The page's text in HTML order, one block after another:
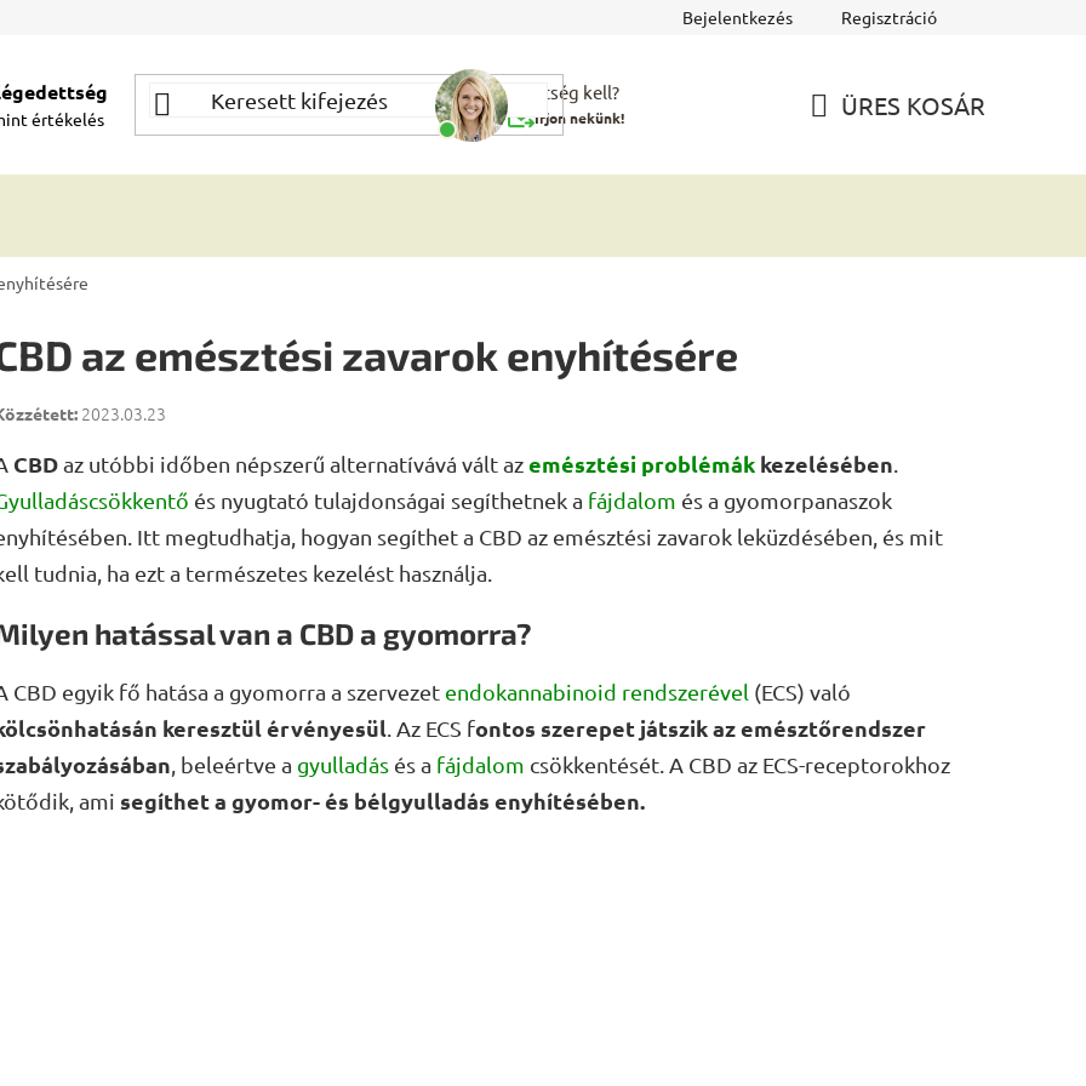
Bejelentkezés Regisztráció
értékelés
Segítség kell?
Írjon nekünk! ÜRES KOSÁR
az emésztési zavarok enyhítésére
2023.03.23
CBDaz utóbbi időben népszerű alternatívává vált azemésztési problémák kezelésében
és nyugtató tulajdonságai segíthetnek a fájdalom és a gyomorpanaszok
Itt megtudhatja, hogyan segíthet a CBD az emésztési zavarok leküzdésében, és mit
tudnia, ha ezt a természetes kezelést használja.
hatással van a CBD a gyomorra?
CBD egyik fő hatása a gyomorra a szervezet endokannabinoid rendszerével (ECS) való
keresztül érvényesül . Az ECS fontos szerepet játszik az emésztőrendszer
, beleértve a gyulladás és a fájdalom csökkentését. A CBD az ECS-receptorokhoz
ami segíthet a gyomor- és bélgyulladás enyhítésében.